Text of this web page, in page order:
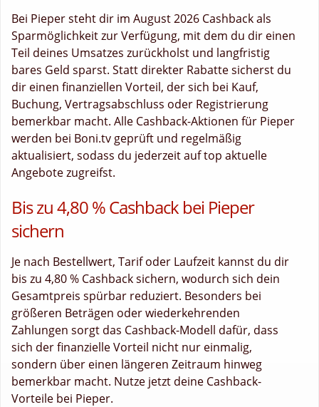
Bei Pieper steht dir im August 2026 Cashback als
Sparmöglichkeit zur Verfügung, mit dem du dir einen
Teil deines Umsatzes zurückholst und langfristig
bares Geld sparst. Statt direkter Rabatte sicherst du
dir einen finanziellen Vorteil, der sich bei Kauf,
Buchung, Vertragsabschluss oder Registrierung
bemerkbar macht. Alle Cashback-Aktionen für Pieper
werden bei Boni.tv geprüft und regelmäßig
aktualisiert, sodass du jederzeit auf top aktuelle
Angebote zugreifst.
Bis zu 4,80 % Cashback bei Pieper
sichern
Je nach Bestellwert, Tarif oder Laufzeit kannst du dir
bis zu 4,80 % Cashback sichern, wodurch sich dein
Gesamtpreis spürbar reduziert. Besonders bei
größeren Beträgen oder wiederkehrenden
Zahlungen sorgt das Cashback-Modell dafür, dass
sich der finanzielle Vorteil nicht nur einmalig,
sondern über einen längeren Zeitraum hinweg
bemerkbar macht. Nutze jetzt deine Cashback-
Vorteile bei Pieper.